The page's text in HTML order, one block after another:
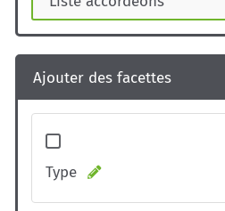
Ajouter des facettes
Type